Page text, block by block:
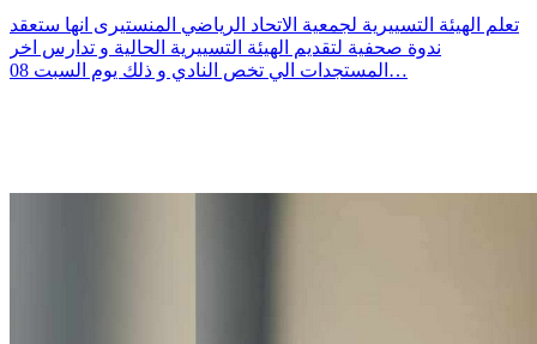
تعلم الهيئة التسييرية لجمعية الاتحاد الرياضي المنستيرى انها ستعقد
ندوة صحفية لتقديم الهيئة التسييرية الحالية و تدارس اخر
المستجدات الي تخص النادي و ذلك يوم السبت 08…